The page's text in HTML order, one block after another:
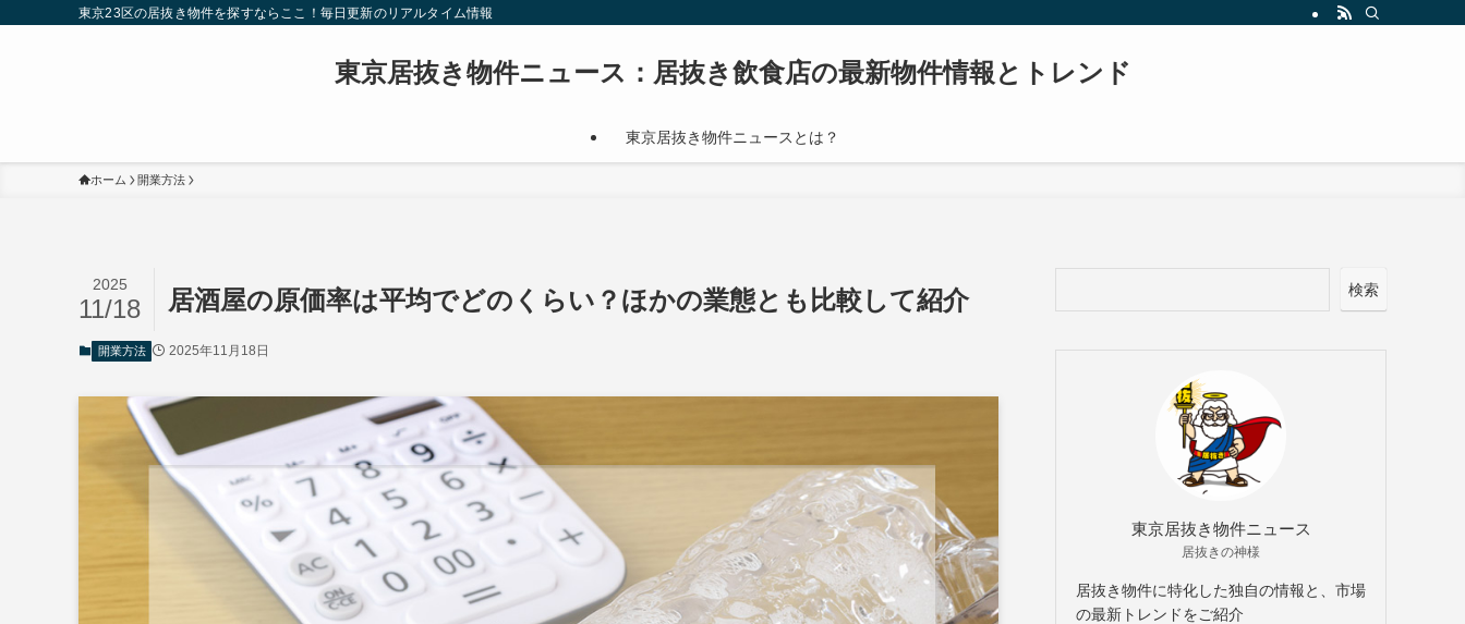
東京23区の居抜き物件を探すならここ！毎日更新のリアルタイム情報
東京居抜き物件ニュース：居抜き飲食店の最新物件情報とトレンド
東京居抜き物件ニュースとは？
ホーム 開業方法
居酒屋の原価率は平均でどのくらい？ほかの業態とも比較して紹介
2025
11/18
開業方法 2025年11月18日
検索
東京居抜き物件ニュース
居抜きの神様
居抜き物件に特化した独自の情報と、市場
の最新トレンドをご紹介